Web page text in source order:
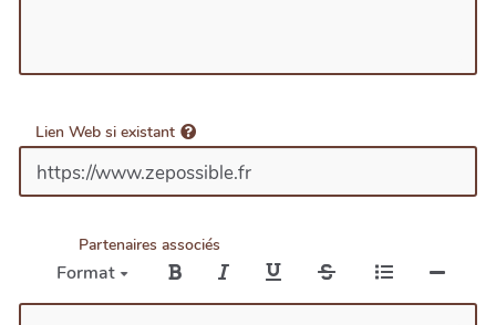
Lien Web si existant
Partenaires associés
Format